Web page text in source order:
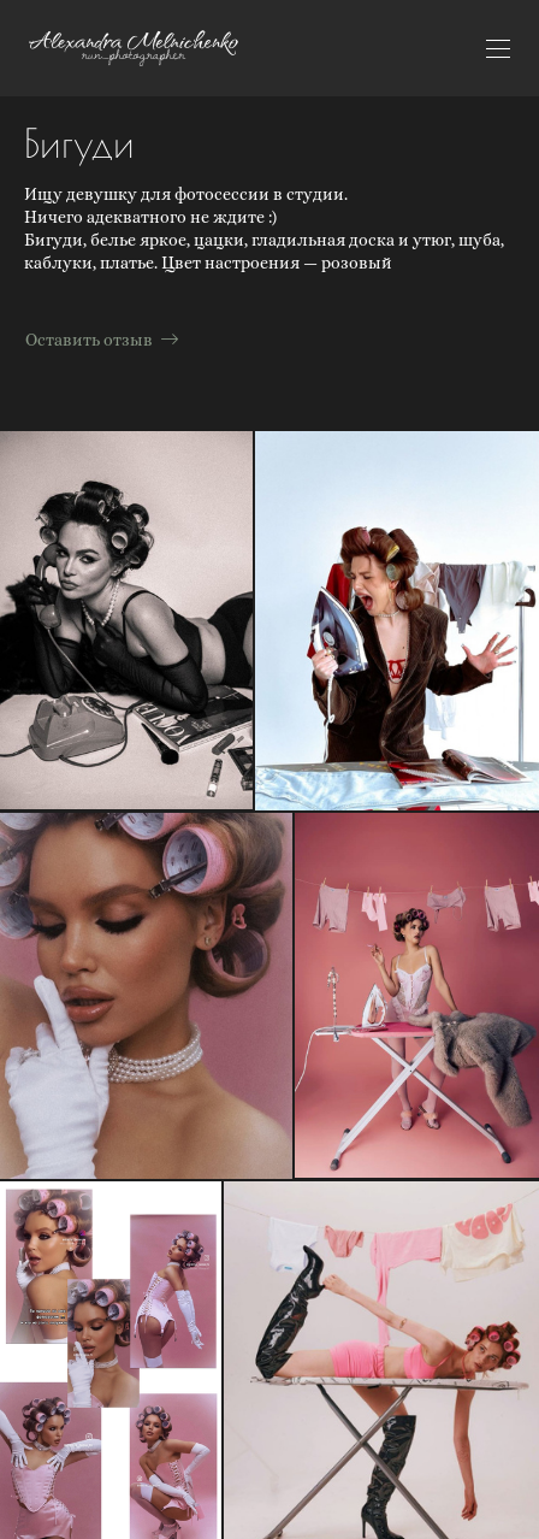
Бигуди
Ищу девушку для фотосессии в студии.
Ничего адекватного не ждите :)
Бигуди, белье яркое, цацки, гладильная доска и утюг, шуба,
каблуки, платье. Цвет настроения — розовый
Оставить отзыв